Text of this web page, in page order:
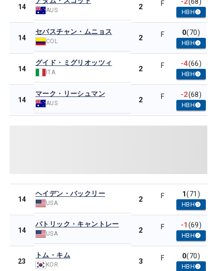
14 AUS 2 F (68)
HBH
14
セバスチャン・ムニョス
COL 2 F 0(70)
HBH
14
グイド・ミグリオッツィ
ITA 2 F -4(66)
HBH
14
マーク・リーシュマン
AUS 2 F -2(68)
HBH
14
ヘイデン・バックリー
USA 2 F 1(71)
HBH
14
パトリック・キャントレー
USA 2 F -1(69)
HBH
23
トム・キム
KOR 3 F 0(70)
HBH